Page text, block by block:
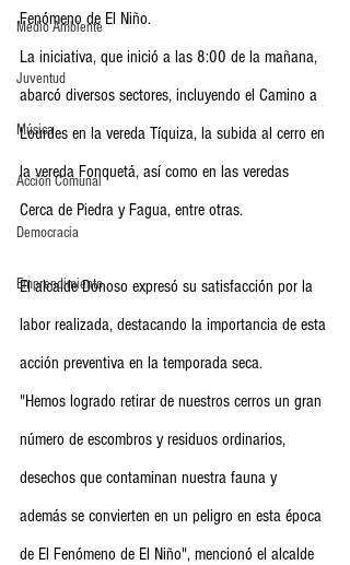
Medio Ambiente
Juventud
Música
Acción Comunal
Democracia
Emprendimiento
Fenómeno de El Niño.
La iniciativa, que inició a las 8:00 de la mañana,
abarcó diversos sectores, incluyendo el Camino a
Lourdes en la vereda Tíquiza, la subida al cerro en
la vereda Fonquetá, así como en las veredas
Cerca de Piedra y Fagua, entre otras.
El alcalde Donoso expresó su satisfacción por la
labor realizada, destacando la importancia de esta
acción preventiva en la temporada seca.
"Hemos logrado retirar de nuestros cerros un gran
número de escombros y residuos ordinarios,
desechos que contaminan nuestra fauna y
además se convierten en un peligro en esta época
de El Fenómeno de El Niño", mencionó el alcalde